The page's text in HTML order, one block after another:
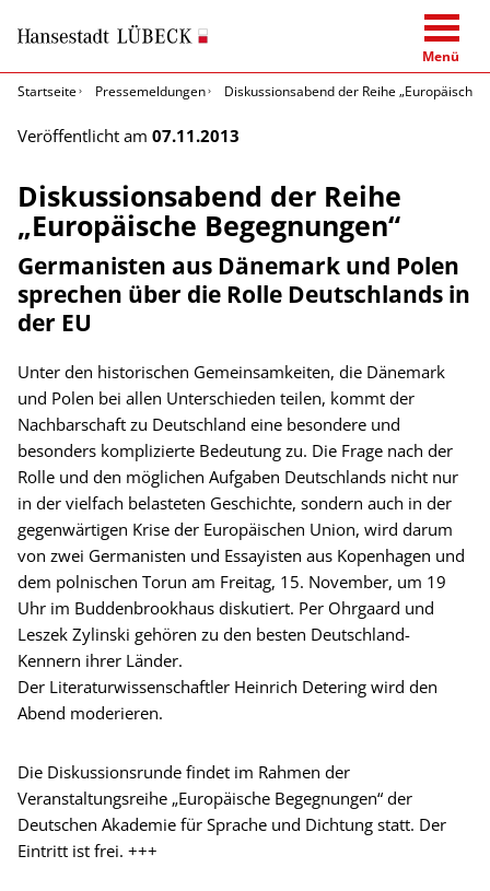
Menü
Startseite
Pressemeldungen Diskussionsabend der Reihe „Europäische
Veröffentlicht am 07.11.2013
Diskussionsabend der Reihe
„Europäische Begegnungen“
Germanisten aus Dänemark und Polen
sprechen über die Rolle Deutschlands in
der EU
Unter den historischen Gemeinsamkeiten, die Dänemark
und Polen bei allen Unterschieden teilen, kommt der
Nachbarschaft zu Deutschland eine besondere und
besonders komplizierte Bedeutung zu. Die Frage nach der
Rolle und den möglichen Aufgaben Deutschlands nicht nur
in der vielfach belasteten Geschichte, sondern auch in der
gegenwärtigen Krise der Europäischen Union, wird darum
von zwei Germanisten und Essayisten aus Kopenhagen und
dem polnischen Torun am Freitag, 15. November, um 19
Uhr im Buddenbrookhaus diskutiert. Per Ohrgaard und
Leszek Zylinski gehören zu den besten Deutschland-
Kennern ihrer Länder.
Der Literaturwissenschaftler Heinrich Detering wird den
Abend moderieren.
Die Diskussionsrunde findet im Rahmen der
Veranstaltungsreihe „Europäische Begegnungen“ der
Deutschen Akademie für Sprache und Dichtung statt. Der
Eintritt ist frei. +++